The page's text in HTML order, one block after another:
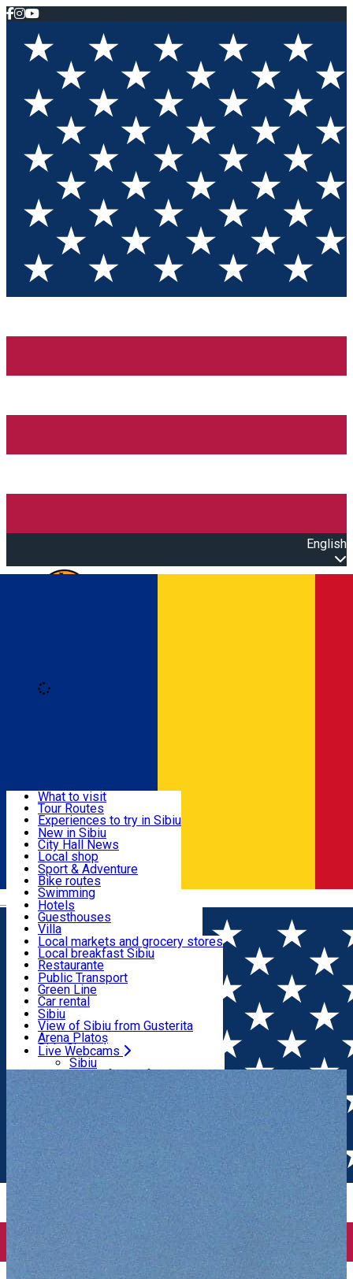
English
Română
Useful info
Activities & Adventure
Accommodation
Food, Drinks & Nightlife
Transport & Parking
Live Webcams
What to visit
Tour Routes
Experiences to try in Sibiu
Podcast
Culture
Museums
Churches
Parks, Zoo
County of Sibiu
New in Sibiu
City Hall News
Local shop
Sibiu artisans
Sibiul Verde
Public services
Education
How do I get to Sibiu
Tourist Info
Tour Guides
Guided tours
Publicații locale
Beauty salons
Sport & Adventure
Bike routes
Swimming
Riding
Indoor activities
Loc de joacă indoor
Loc de joacă outdoor
Ski
Ice skating
Yoga
Hotels
Guesthouses
Villa
Hostels
Motel
Camping
Renting rooms
Rooms for rent
Accommodation outside Sibiu
Local markets and grocery stores
Local breakfast Sibiu
Restaurante
Pizza
Fast Food
Coffee
Sweets
Pub, Bar
Night clubs
Bakeries
Public Transport
Green Line
Car rental
Rent a bike
Scooter rentals
Taxi
Ride Sharing
Parking tickets
Parking places
Electric vehicle charging points
Sibiu
View of Sibiu from Gusterita
Arena Platoș
Live Webcams
Sibiu
View of Sibiu from Gusterita
Arena Platoș
Home New in Sibiu 🍋 Nou în Sibiu în luna AUGUST